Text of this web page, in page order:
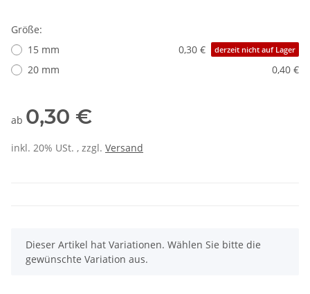
Größe:
15 mm
0,30 € derzeit nicht auf Lager
20 mm 0,40 €
ab 0,30 €
inkl. 20% USt. , zzgl. Versand
x
Dieser Artikel hat Variationen. Wählen Sie bitte die
gewünschte Variation aus.